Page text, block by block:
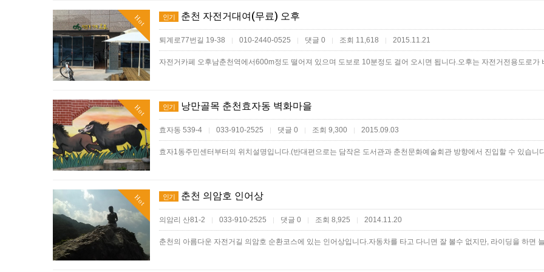
Hot 인기 춘천 자전거대여(무료) 오후
퇴계로77번길 19-38 010-2440-0525 댓글 0 조회 11,618 2015.11.21
Hot 인기 낭만골목 춘천효자동 벽화마을
효자동 539-4 | 033-910-2525 | 댓글 0 | 조회 9,300 | 2015.09.03
Hot 인기 춘천 의암호 인어상
의암리 산81-2 | 033-910-2525 | 댓글 0 | 조회 8,925 | 2014.11.20